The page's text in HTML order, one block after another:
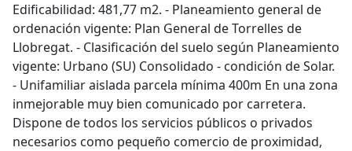
Edificabilidad: 481,77 m2. - Planeamiento general de
ordenación vigente: Plan General de Torrelles de
Llobregat. - Clasificación del suelo según Planeamiento
vigente: Urbano (SU) Consolidado - condición de Solar.
- Unifamiliar aislada parcela mínima 400m En una zona
inmejorable muy bien comunicado por carretera.
Dispone de todos los servicios públicos o privados
necesarios como pequeño comercio de proximidad,